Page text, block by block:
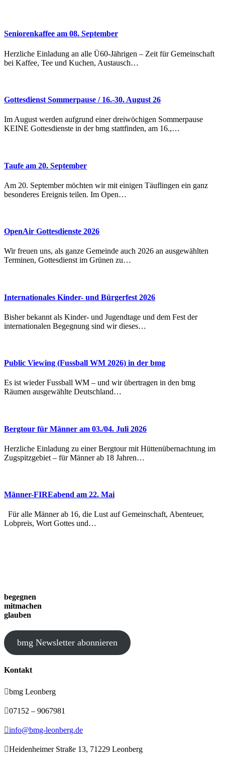
Seniorenkaffee am 08. September
Herzliche Einladung an alle Ü60-Jährigen – Zeit für Gemeinschaft
bei Kaffee, Tee und Kuchen, Austausch…
Gottesdienst Sommerpause / 16.-30. August 26
Im August werden aufgrund einer dreiwöchigen Sommerpause
KEINE Gottesdienste in der bmg stattfinden, am 16.,…
Taufe am 20. September
Am 20. September möchten wir mit einigen Täuflingen ein ganz
besonderes Ereignis teilen. Im Open…
OpenAir Gottesdienste 2026
Wir freuen uns, als ganze Gemeinde auch 2026 an ausgewählten
Terminen, Gottesdienst im Grünen zu…
Internationales Kinder- und Bürgerfest 2026
Bisher bekannt als Kinder- und Jugendtage und dem Fest der
internationalen Begegnung sind wir dieses…
Public Viewing (Fussball WM 2026) in der bmg
Es ist wieder Fussball WM – und wir übertragen in den bmg
Räumen ausgewählte Deutschland…
Bergtour für Männer am 03./04. Juli 2026
Herzliche Einladung zu einer Bergtour mit Hüttenübernachtung im
Zugspitzgebiet – für Männer ab 18 Jahren…
Männer-FIREabend am 22. Mai
Für alle Männer ab 16, die Lust auf Gemeinschaft, Abenteuer,
Lobpreis, Wort Gottes und…
begegnen
mitmachen
glauben
bmg Newsletter abonnieren
Kontakt
bmg Leonberg
07152 – 9067981
info@bmg-leonberg.de
Heidenheimer Straße 13, 71229 Leonberg